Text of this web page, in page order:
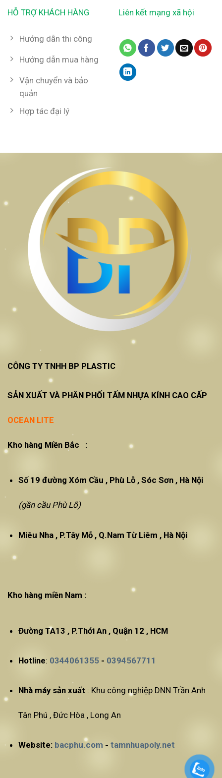
HỖ TRỢ KHÁCH HÀNG
Hướng dẫn thi công
Hướng dẫn mua hàng
Vận chuyển và bảo
quản
Hợp tác đại lý
Liên kết mạng xã hội
CÔNG TY TNHH BP PLASTIC
SẢN XUẤT VÀ PHÂN PHỐI TẤM NHỰA KÍNH CAO CẤP
OCEAN LITE
Kho hàng Miền Bắc :
Số 19 đường Xóm Cầu , Phù Lỗ , Sóc Sơn , Hà Nội
(gần cầu Phù Lỗ)
Miêu Nha , P.Tây Mỗ , Q.Nam Từ Liêm , Hà Nội
Kho hàng miền Nam :
Đường TA13 , P.Thới An , Quận 12 , HCM
Hotline: 0344061355- 0394567711
Nhà máy sản xuất : Khu công nghiệp DNN Trần Anh
Tân Phú , Đức Hòa , Long An
Website: bacphu.com - tamnhuapoly.net